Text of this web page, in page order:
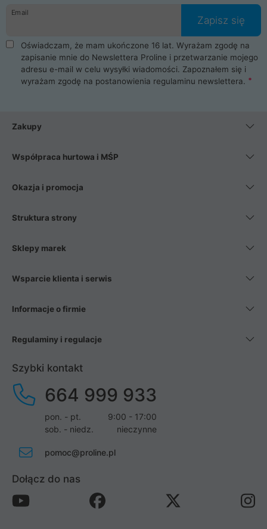
danych osobowych. Dlatego zakup notebooka albo laptopa w
ProLine to czysta przyjemność i pełne bezpieczeństwo.
Zaopatrzysz się u nas w akcesoria i części komputerowe
takie jak procesory, karty graficzne, płyty główne, pamięci,
dyski SSD, M.2 oraz HDD. Nasi pracownicy pomogą Ci wybrać
najlepszy zasilacz komputerowy oraz obudowę do komputera.
Poza komputerami mamy również najlepsze na rynku
Smartfony takich producentów jak Xiaomi, Apple, Samsung i
wentylatory. Na koniec mając już to wszystko, możesz
Email
Zapisz się
Oświadczam, że mam ukończone 16 lat. Wyrażam zgodę na
zapisanie mnie do Newslettera Proline i przetwarzanie mojego
adresu e-mail w celu wysyłki wiadomości. Zapoznałem się i
wyrażam zgodę na postanowienia regulaminu newslettera.
Zakupy
Współpraca hurtowa i MŚP
Okazja i promocja
Struktura strony
Sklepy marek
Wsparcie klienta i serwis
Informacje o firmie
Regulaminy i regulacje
Szybki kontakt
664 999 933
pon. - pt.
9:00 - 17:00
sob. - niedz.
nieczynne
pomoc@proline.pl
Dołącz do nas